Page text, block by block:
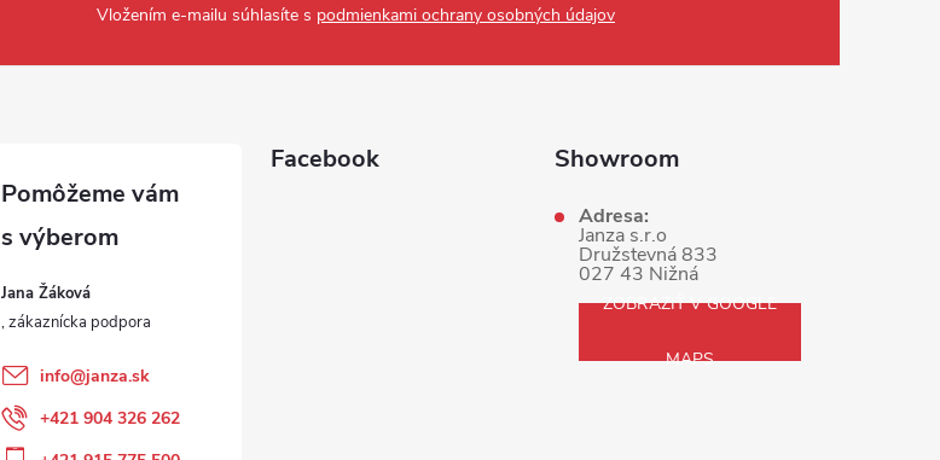
Vložením e-mailu súhlasíte s podmienkami ochrany osobných údajov
Jana Žáková
info@janza.sk
+421 904 326 262
Facebook Showroom
Adresa:
Janza s.r.o
Družstevná 833
027 43 Nižná
ZOBRAZIŤ V GOOGLE
MAPS